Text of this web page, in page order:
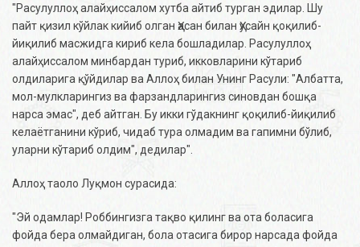
"Расулуллоҳ алайҳиссалом хутба айтиб турган эдилар. Шу
пайт қизил кўйлак кийиб олган Ҳасан билан Ҳусайн қоқилиб-
йиқилиб масжидга кириб кела бошладилар. Расулуллоҳ
алайҳиссалом минбардан туриб, икковларини кўтариб
олдиларига қўйдилар ва Аллоҳ билан Унинг Расули: "Албатта,
мол-мулкларингиз ва фарзандларингиз синовдан бошқа
нарса эмас", деб айтган. Бу икки гўдакнинг қоқилиб-йиқилиб
келаётганини кўриб, чидаб тура олмадим ва гапимни бўлиб,
уларни кўтариб олдим", дедилар".
Аллоҳ таоло Луқмон сурасида:
"Эй одамлар! Роббингизга тақво қилинг ва ота боласига
фойда бера олмайдиган, бола отасига бирор нарсада фойда